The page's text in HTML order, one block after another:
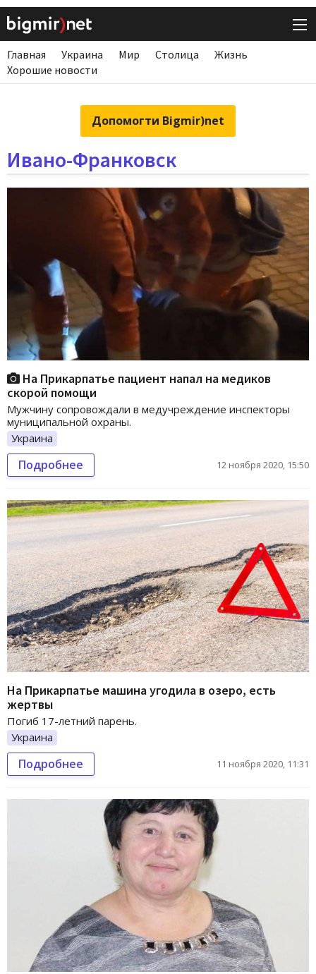
Главная Украина Мир Столица
Жизнь
Хорошие новости
Допомогти Bigmir)net
Ивано-Франковск
На Прикарпатье пациент напал на медиков
скорой помощи
Мужчину сопровождали в медучреждение инспекторы
муниципальной охраны.
Украина
Подробнее 12 ноября 2020, 15:50
На Прикарпатье машина угодила в озеро, есть
жертвы
Погиб 17-летний парень.
Украина
Подробнее 11 ноября 2020, 11:31